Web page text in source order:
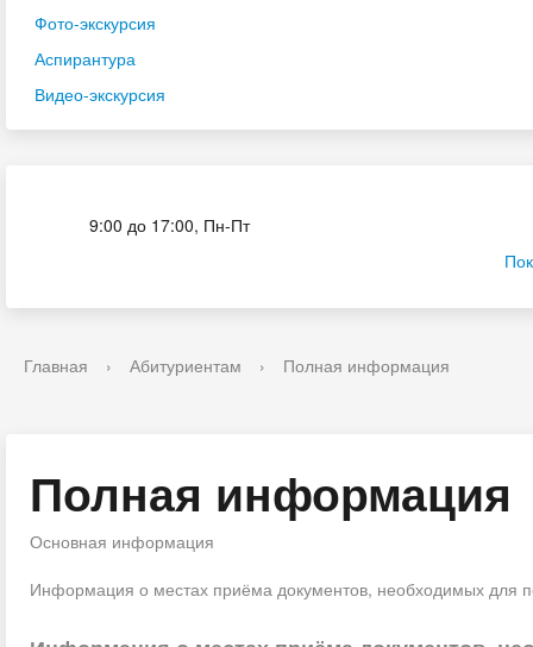
Фото-экскурсия
Аспирантура
Видео-экскурсия
9:00 до 17:00, Пн-Пт
Главная › Абитуриентам › Полная информация
Полная информация
Основная информация
Информация о местах приёма документов, необходимых для